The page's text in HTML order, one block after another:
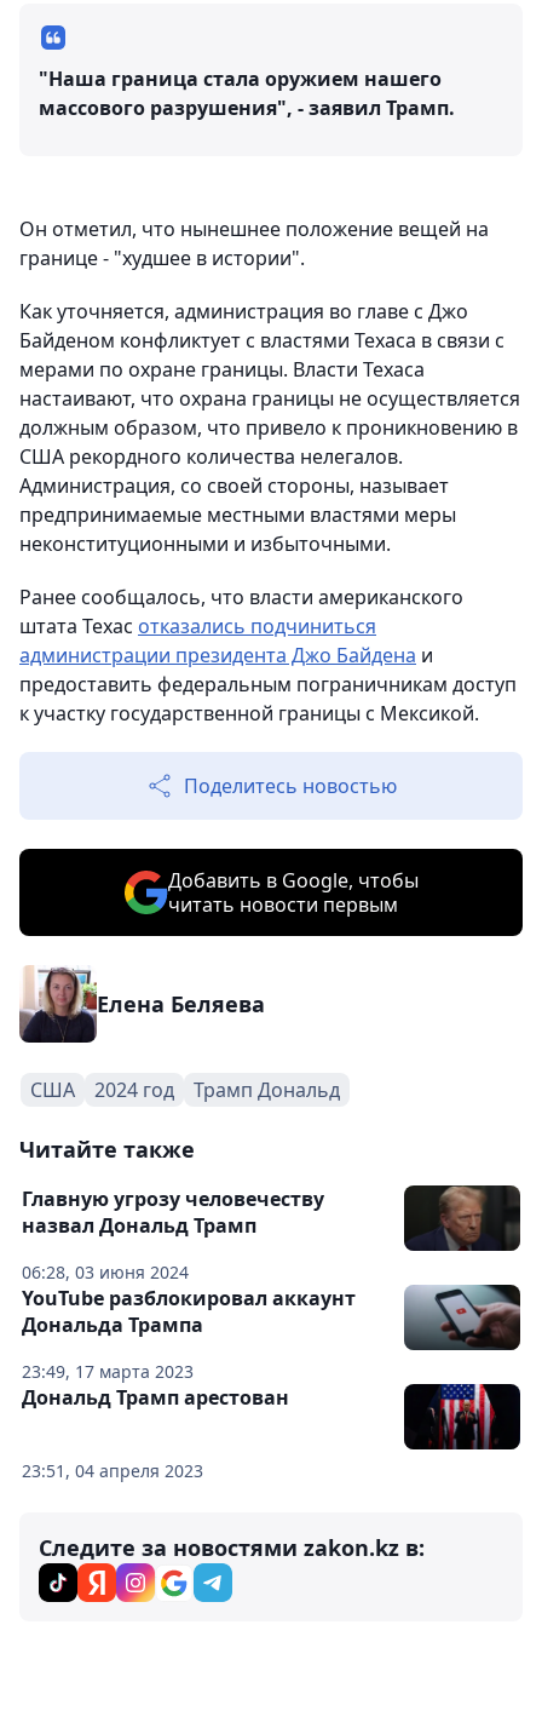
"Наша граница стала оружием нашего
массового разрушения", - заявил Трамп.
Он отметил, что нынешнее положение вещей на
границе - "худшее в истории".
Как уточняется, администрация во главе с Джо
Байденом конфликтует с властями Техаса в связи с
мерами по охране границы. Власти Техаса
настаивают, что охрана границы не осуществляется
должным образом, что привело к проникновению в
США рекордного количества нелегалов.
Администрация, со своей стороны, называет
предпринимаемые местными властями меры
неконституционными и избыточными.
Ранее сообщалось, что власти американского
штата Техас отказались подчиниться
администрации президента Джо Байдена и
предоставить федеральным пограничникам доступ
к участку государственной границы с Мексикой.
Поделитесь новостью
Добавить в Google, чтобы
читать новости первым
Елена Беляева
США 2024 год Трамп Дональд
Читайте также
06:28, 03 июня 2024
Главную угрозу человечеству
назвал Дональд Трамп
23:49, 17 марта 2023
YouTube разблокировал аккаунт
Дональда Трампа
23:51, 04 апреля 2023
Дональд Трамп арестован
Следите за новостями zakon.kz в: